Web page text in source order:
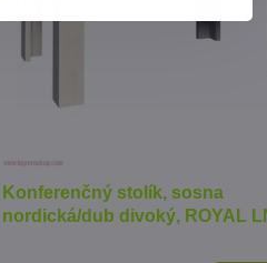
Konferenčný stolík, sosna
nordická/dub divoký, ROYAL